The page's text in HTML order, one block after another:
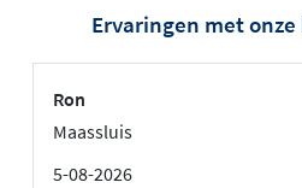
Ervaringen met
Ron
Maassluis
5-08-2026